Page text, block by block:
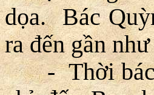
dọa. Bác
ra đến gần
- Thời bác